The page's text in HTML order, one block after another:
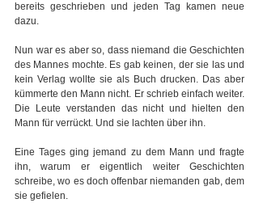
bereits geschrieben und jeden Tag kamen neue
dazu.
Nun war es aber so, dass niemand die Geschichten
des Mannes mochte. Es gab keinen, der sie las und
kein Verlag wollte sie als Buch drucken. Das aber
kümmerte den Mann nicht. Er schrieb einfach weiter.
Die Leute verstanden das nicht und hielten den
Mann für verrückt. Und sie lachten über ihn.
Eine Tages ging jemand zu dem Mann und fragte
ihn, warum er eigentlich weiter Geschichten
schreibe, wo es doch offenbar niemanden gab, dem
sie gefielen.